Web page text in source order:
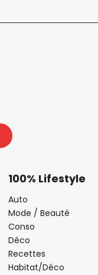
100% Lifestyle
Auto
Mode / Beauté
Conso
Déco
Recettes
Habitat/Déco